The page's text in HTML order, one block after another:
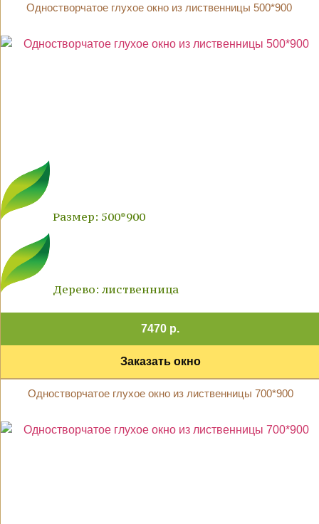
Одностворчатое глухое окно из лиственницы 500*900
Размер: 500*900
Дерево: лиственница
7470 р.
Заказать окно
Одностворчатое глухое окно из лиственницы 700*900